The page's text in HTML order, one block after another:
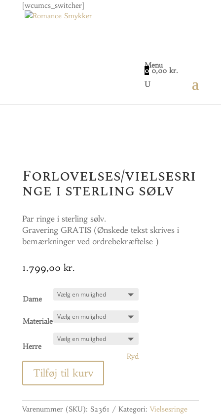
[wcumcs_switcher]
Menu
0 0,00kr.
Forlovelses/vielsesri
nge i sterling sølv
Par ringe i sterling sølv.
Gravering GRATIS (Ønskede tekst skrives i
bemærkninger ved ordrebekræftelse )
1.799,00 kr.
Dame
Materiale
Herre
Ryd
Tilføj til kurv
Varenummer (SKU): S2361 Kategori: Vielsesringe